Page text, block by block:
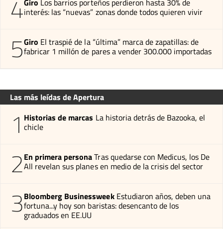
4Giro Los barrios porteños perdieron hasta 30% de
interés: las “nuevas” zonas donde todos quieren vivir
5Giro El traspié de la “última” marca de zapatillas: de
fabricar 1 millón de pares a vender 300.000 importadas
Las más leídas de Apertura
1 Historias de marcas La historia detrás de Bazooka, el
chicle
2En primera personaTras quedarse con Medicus, los De
All revelan sus planes en medio de la crisis del sector
3Bloomberg Businessweek Estudiaron años, deben una
fortuna...y hoy son baristas: desencanto de los
graduados en EE.UU